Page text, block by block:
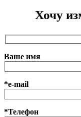
Хочу
Ваше имя
*e-mail
*Телефон